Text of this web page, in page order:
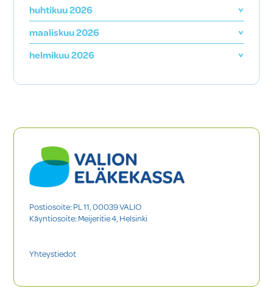
huhtikuu 2026
maaliskuu 2026
helmikuu 2026
Postiosoite: PL 11, 00039 VALIO
Käyntiosoite: Meijeritie 4, Helsinki
Yhteystiedot